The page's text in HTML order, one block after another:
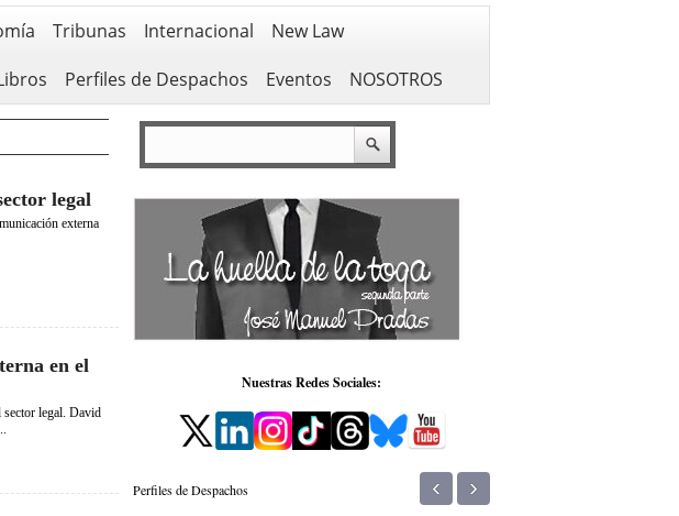
Tribunas Internacional
New Law
Perfiles de Despachos Eventos NOSOTROS
legal
externa
en el
sector legal. David
Nuestras Redes Sociales:
Perfiles de Despachos ‹ ›